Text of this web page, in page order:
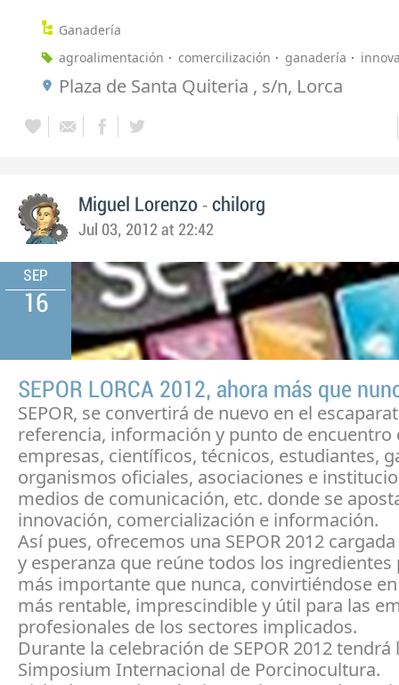
Ganadería
agroalimentación
comercilización ganadería
Plaza de Santa Quiteria , s/n, Lorca
Miguel Lorenzo - chilorg
Jul 03, 2012 at 22:42
SEP
16
SEPOR LORCA 2012, ahora más que
SEPOR, se convertirá de nuevo en el
referencia, información y punto de encuentro
empresas, científicos, técnicos, estudiantes,
organismos oficiales, asociaciones e
medios de comunicación, etc. donde se
innovación, comercialización e información.
Así pues, ofrecemos una SEPOR 2012
y esperanza que reúne todos los ingredientes
más importante que nunca, convirtiéndose
más rentable, imprescindible y útil para las
profesionales de los sectores implicados.
Durante la celebración de SEPOR 2012 tendrá
Simposium Internacional de Porcinocultura.